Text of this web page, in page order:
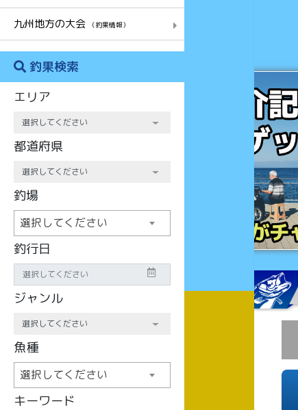
九州地方の大会 （釣果情報）
釣果検索
エリア
都道府県
釣場
選択してください
釣行日
ジャンル
魚種
選択してください
キーワード
チャンス